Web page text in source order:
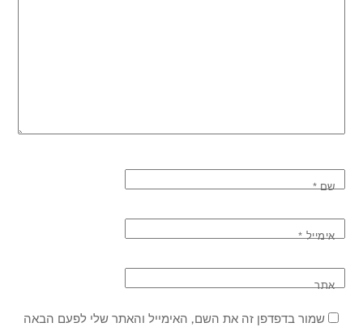
שם*
אימייל*
אתר
שמור בדפדפן זה את השם, האימייל והאתר שלי לפעם הבאה